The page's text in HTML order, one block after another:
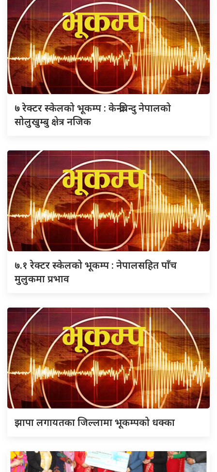
७ रेक्टर स्केलको भूकम्प : केन्द्रबिन्दु नेपालको
सोलुखुम्बु क्षेत्र नजिक
७.१ रेक्टर स्केलको भूकम्प : नेपालसहित पाँच
मुलुकमा प्रभाव
झापा लगायतका जिल्लामा भूकम्पको धक्का